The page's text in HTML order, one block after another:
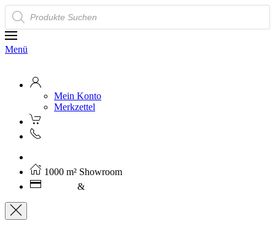
Products
search
Menü
Mein Konto
Merkzettel
1000 m² Showroom
&